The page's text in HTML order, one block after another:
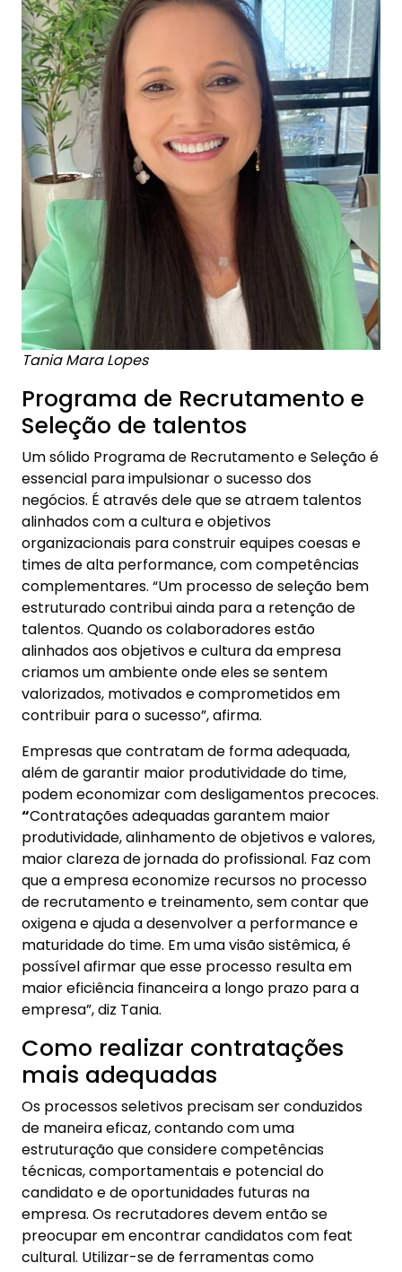
Tania Mara Lopes
Programa de Recrutamento e
Seleção de talentos
Um sólido Programa de Recrutamento e Seleção é
essencial para impulsionar o sucesso dos
negócios. É através dele que se atraem talentos
alinhados com a cultura e objetivos
organizacionais para construir equipes coesas e
times de alta performance, com competências
complementares. “Um processo de seleção bem
estruturado contribui ainda para a retenção de
talentos. Quando os colaboradores estão
alinhados aos objetivos e cultura da empresa
criamos um ambiente onde eles se sentem
valorizados, motivados e comprometidos em
contribuir para o sucesso”, afirma.
Empresas que contratam de forma adequada,
além de garantir maior produtividade do time,
podem economizar com desligamentos precoces.
“Contratações adequadas garantem maior
produtividade, alinhamento de objetivos e valores,
maior clareza de jornada do profissional. Faz com
que a empresa economize recursos no processo
de recrutamento e treinamento, sem contar que
oxigena e ajuda a desenvolver a performance e
maturidade do time. Em uma visão sistêmica, é
possível afirmar que esse processo resulta em
maior eficiência financeira a longo prazo para a
empresa”, diz Tania.
Como realizar contratações
mais adequadas
Os processos seletivos precisam ser conduzidos
de maneira eficaz, contando com uma
estruturação que considere competências
técnicas, comportamentais e potencial do
candidato e de oportunidades futuras na
empresa. Os recrutadores devem então se
preocupar em encontrar candidatos com feat
cultural. Utilizar-se de ferramentas como